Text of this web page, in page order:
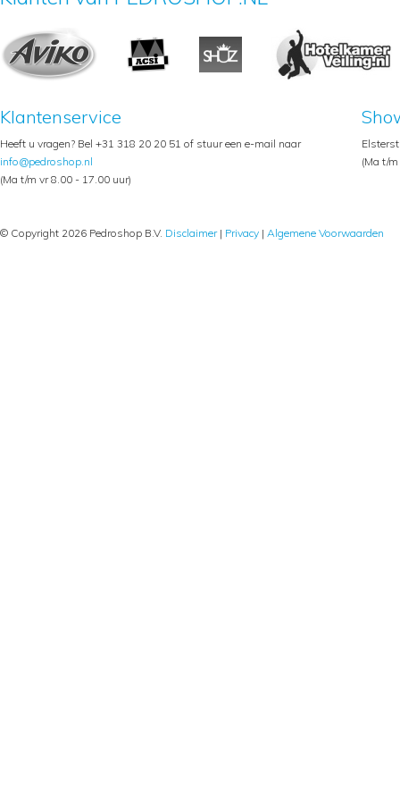
Klantenservice
Heeft u vragen? Bel +31 318 20 20 51 of stuur een e-mail naar
info@pedroshop.nl
(Ma t/m vr 8.00 - 17.00 uur)
(Ma t/
© Copyright 2026 Pedroshop B.V. Disclaimer| Privacy | Algemene Voorwaarden